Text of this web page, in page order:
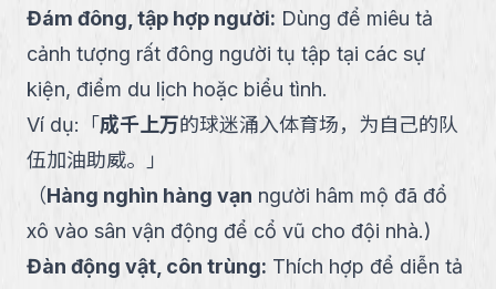
Đám đông, tập hợp người: Dùng để miêu tả
cảnh tượng rất đông người tụ tập tại các sự
kiện, điểm du lịch hoặc biểu tình.
Ví dụ: 「成千上万的球迷涌入体育场，为自己的队
伍加油助威。
」
（Hàng nghìn hàng vạn người hâm mộ đã đổ
xô vào sân vận động để cổ vũ cho đội nhà.)
Đàn động vật, côn trùng: Thích hợp để diễn tả